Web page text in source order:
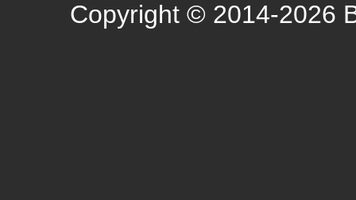
Copyright © 2014-2026